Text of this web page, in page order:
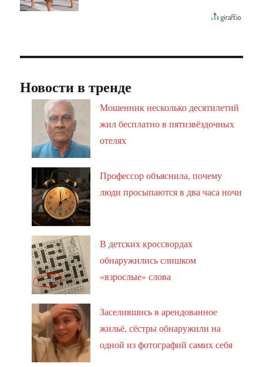
Новости в тренде
Мошенник несколько десятилетий
жил бесплатно в пятизвёздочных
отелях
Профессор объяснила, почему
люди просыпаются в два часа ночи
В детских кроссвордах
обнаружились слишком
«взрослые» слова
Заселившись в арендованное
жильё, сёстры обнаружили на
одной из фотографий самих себя